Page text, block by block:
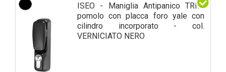
ISEO - Maniglia Antipanico TRIM
pomolo con placca foro yale con
cilindro incorporato - col.
VERNICIATO NERO